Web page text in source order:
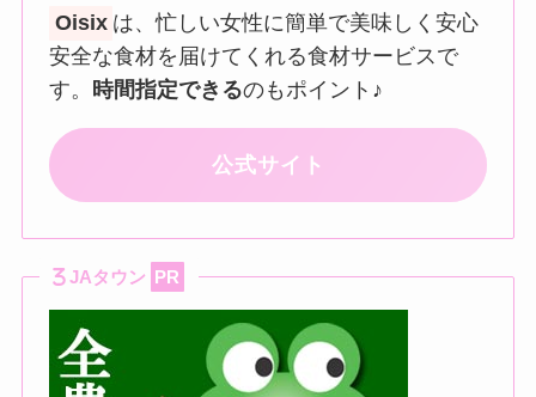
Oisix は、忙しい女性に簡単で美味しく安心
安全な食材を届けてくれる食材サービスで
す。 時間指定できるのもポイント♪
公式サイト
JAタウン PR